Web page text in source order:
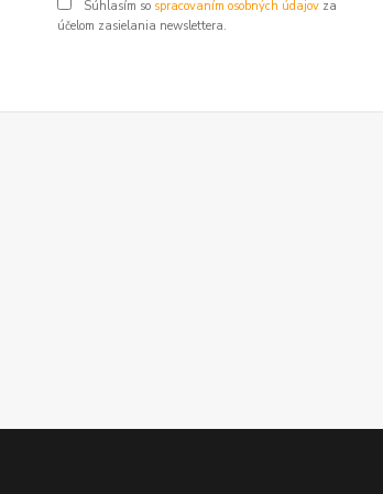
Súhlasím so spracovaním osobných údajov za
účelom zasielania newslettera.